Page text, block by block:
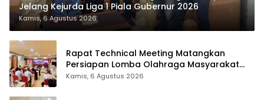
Jelang Kejurda Liga 1 Piala Gubernur 2026
Kamis, 6 Agustus 2026
Rapat Technical Meeting Matangkan
Persiapan Lomba Olahraga Masyarakat
Tingkat Provinsi Gorontalo
Kamis, 6 Agustus 2026